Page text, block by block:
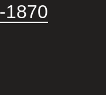
1870